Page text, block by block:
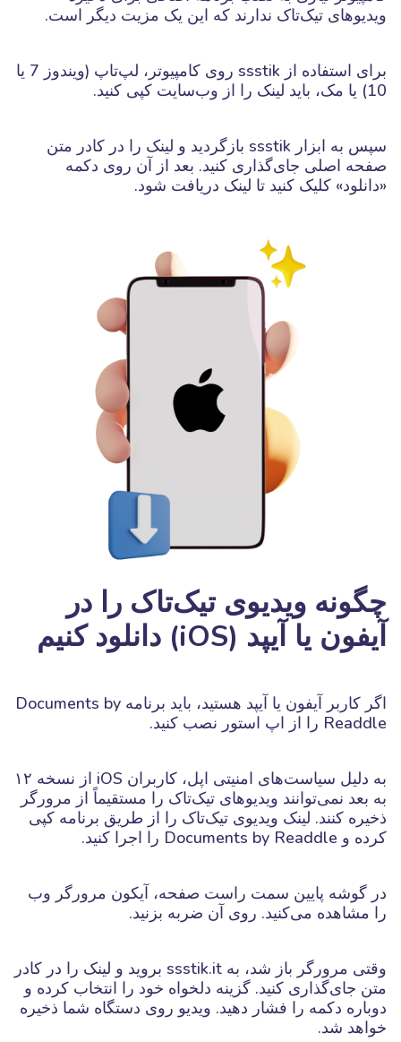
ویدیوهای تیک‌تاک ندارند که این یک مزیت دیگر است.
برای استفاده از ssstik روی کامپیوتر، لپ‌تاپ (ویندوز 7 یا
10) یا مک، باید لینک را از وب‌سایت کپی کنید.
سپس به ابزار ssstik بازگردید و لینک را در کادر متن
صفحه اصلی جای‌گذاری کنید. بعد از آن روی دکمه
«دانلود» کلیک کنید تا لینک دریافت شود.
چگونه ویدیوی تیک‌تاک را در
آیفون یا آیپد (iOS) دانلود کنیم
اگر کاربر آیفون یا آیپد هستید، باید برنامه Documents by
Readdle را از اپ استور نصب کنید.
به دلیل سیاست‌های امنیتی اپل، کاربران iOS از نسخه ۱۲
به بعد نمی‌توانند ویدیوهای تیک‌تاک را مستقیماً از مرورگر
ذخیره کنند. لینک ویدیوی تیک‌تاک را از طریق برنامه کپی
کرده و Documents by Readdle را اجرا کنید.
در گوشه پایین سمت راست صفحه، آیکون مرورگر وب
را مشاهده می‌کنید. روی آن ضربه بزنید.
وقتی مرورگر باز شد، به ssstik.it بروید و لینک را در کادر
متن جای‌گذاری کنید. گزینه دلخواه خود را انتخاب کرده و
دوباره دکمه را فشار دهید. ویدیو روی دستگاه شما ذخیره
خواهد شد.